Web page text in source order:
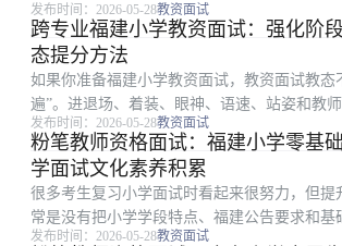
来。本文只解决一个具体问题：怎样把零基础
天执行、能复盘、能改进的动作。 一、先看广
点：中学面试 中学...
发布时间：2026-05-28教资面试
跨专业福建小学教资面试：强化阶
态提分方法
如果你准备福建小学教资面试，教资面试教态
遍”。进退场、着装、眼神、语速、站姿和教师
真正影响结果的是少数高频点和稳定输出能力
理方法切入，把备考拆成可执行步骤。 一、为
容易学乱：教资面...
发布时间：2026-05-28教资面试
粉笔教师资格面试：福建小学零基
学面试文化素养积累
很多考生复习小学面试时看起来很努力，但提
常是没有把小学学段特点、福建公告要求和基
来。本文只解决一个具体问题：怎样把文化素
发布时间：2026-05-28教资面试